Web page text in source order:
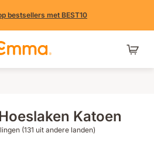
bestsellers met BEST10
Katoen
van de 5 sterren 133 beoordelingen
(131 uit andere landen)